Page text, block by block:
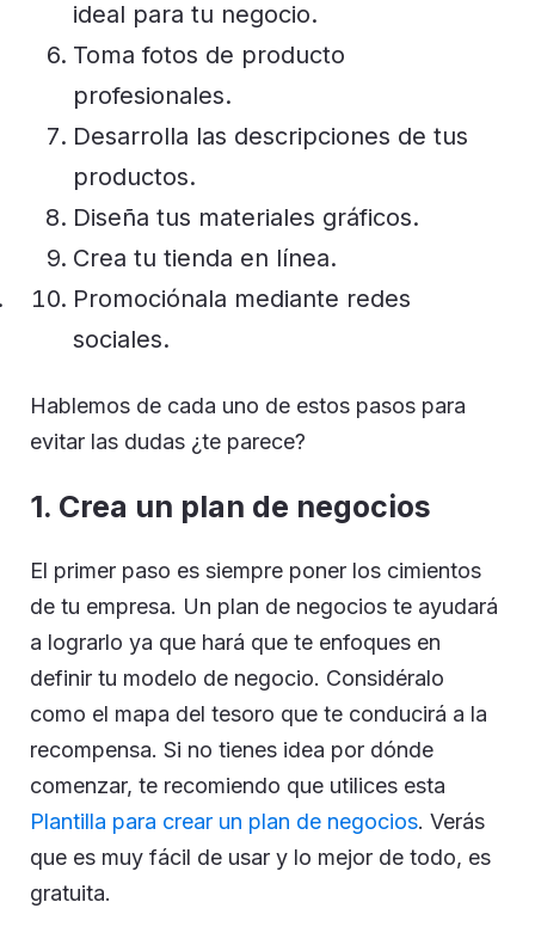
ideal para tu negocio.
Toma fotos de producto
profesionales.
Desarrolla las descripciones de tus
productos.
Diseña tus materiales gráficos.
Crea tu tienda en línea.
Promociónala mediante redes
sociales.
Hablemos de cada uno de estos pasos para
evitar las dudas ¿te parece?
1. Crea un plan de negocios
El primer paso es siempre poner los cimientos
de tu empresa. Un plan de negocios te ayudará
a lograrlo ya que hará que te enfoques en
definir tu modelo de negocio. Considéralo
como el mapa del tesoro que te conducirá a la
recompensa. Si no tienes idea por dónde
comenzar, te recomiendo que utilices esta
Plantilla para crear un plan de negocios. Verás
que es muy fácil de usar y lo mejor de todo, es
gratuita.